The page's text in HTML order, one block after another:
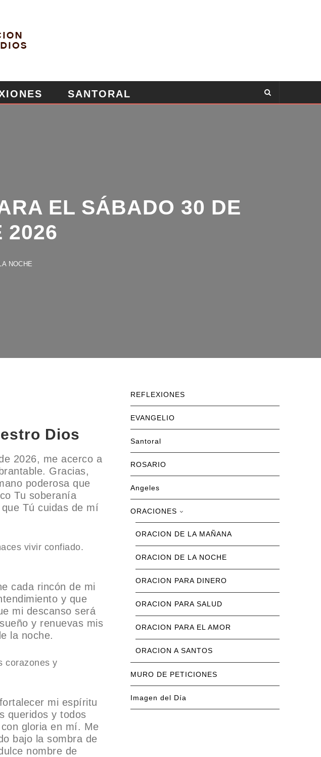
SANTORAL
EL SÁBADO 30 DE
Dios
2026, me acerco a
Gracias,
poderosa que
Tu soberanía
Tú cuidas de mí
vivir confiado.
cada rincón de mi
y que
mi descanso será
y renuevas mis
la noche.
corazones y
mi espíritu
queridos y todos
gloria en mí. Me
bajo la sombra de
nombre de
REFLEXIONES
EVANGELIO
Santoral
ROSARIO
Angeles
ORACIONES
ORACION DE LA MAÑANA
ORACION DE LA NOCHE
ORACION PARA DINERO
ORACION PARA SALUD
ORACION PARA EL AMOR
ORACION A SANTOS
MURO DE PETICIONES
Imagen del Día